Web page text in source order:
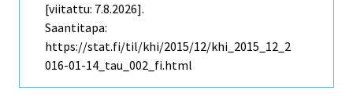
[viitattu: 7.8.2026].
Saantitapa:
https://stat.fi/til/khi/2015/12/khi_2015_12_2
016-01-14_tau_002_fi.html